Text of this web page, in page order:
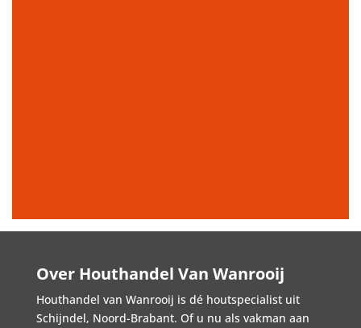
Over Houthandel Van Wanrooij
Houthandel van Wanrooij is dé houtspecialist uit
Schijndel, Noord-Brabant. Of u nu als vakman aan